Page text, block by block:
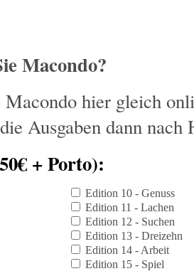
Macondo?
Macondo hier gleich
Ausgaben dann nach
+ Porto):
Edition 10 - Genuss
Edition 11 - Lachen
Edition 12 - Suchen
Edition 13 - Dreizehn
Edition 14 - Arbeit
Edition 15 - Spiel